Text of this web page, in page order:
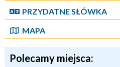
PRZYDATNE SŁÓWKA
MAPA
Polecamy miejsca: